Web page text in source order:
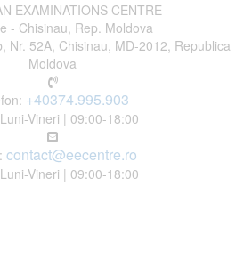
EXAMINATIONS CENTRE
- Chisinau, Rep. Moldova
Nr. 52A, Chisinau, MD-2012, Republica
Moldova
+40374.995.903
Vineri | 09:00-18:00
contact@eecentre.ro
Vineri | 09:00-18:00